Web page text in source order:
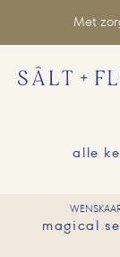
Met
alle
magical